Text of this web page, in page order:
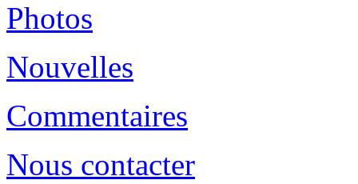
Photos
Nouvelles
Commentaires
Nous contacter